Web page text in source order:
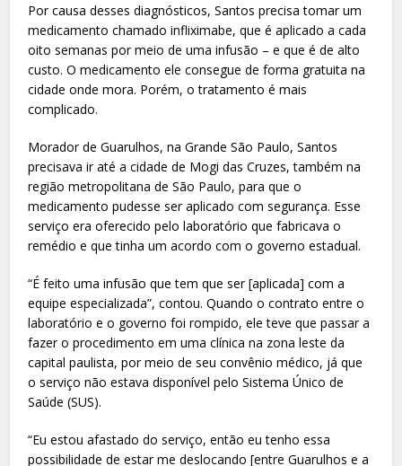
Por causa desses diagnósticos, Santos precisa tomar um
medicamento chamado infliximabe, que é aplicado a cada
oito semanas por meio de uma infusão – e que é de alto
custo. O medicamento ele consegue de forma gratuita na
cidade onde mora. Porém, o tratamento é mais
complicado.
Morador de Guarulhos, na Grande São Paulo, Santos
precisava ir até a cidade de Mogi das Cruzes, também na
região metropolitana de São Paulo, para que o
medicamento pudesse ser aplicado com segurança. Esse
serviço era oferecido pelo laboratório que fabricava o
remédio e que tinha um acordo com o governo estadual.
“É feito uma infusão que tem que ser [aplicada] com a
equipe especializada”, contou. Quando o contrato entre o
laboratório e o governo foi rompido, ele teve que passar a
fazer o procedimento em uma clínica na zona leste da
capital paulista, por meio de seu convênio médico, já que
o serviço não estava disponível pelo Sistema Único de
Saúde (SUS).
“Eu estou afastado do serviço, então eu tenho essa
possibilidade de estar me deslocando [entre Guarulhos e a